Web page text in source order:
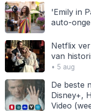
'Emily in
auto-
Netflix
van
• 5 aug
De beste
Disney+,
Video